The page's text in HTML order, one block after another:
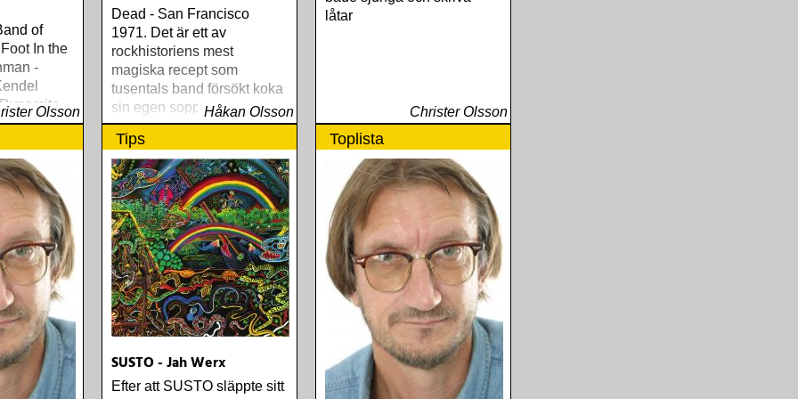
of
In the
-
- Movitz
-
Louise
sedan
Run
& The
af
det igen
And The
Bad
-
Olsson
Dead - San Francisco
1971. Det är ett av
rockhistoriens mest
magiska recept som
tusentals band försökt koka
sin egen soppa avHåkan Olsson
låtar
Christer Olsson
Tips
SUSTO - Jah Werx
Efter att SUSTO släppte sitt
Toplista